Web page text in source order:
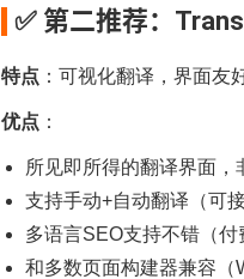
✅ 第二推荐：
特点 ：可视化翻译，界面友
优点 ：
所见即所得的翻译界面，
支持手动+自动翻译（可
多语言SEO支持不错（付
和多数页面构建器兼容（